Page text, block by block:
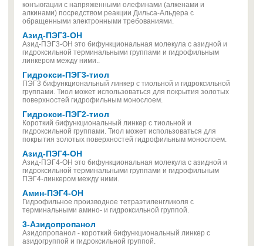
конъюгации с напряженными олефинами (алкенами и
алкинами) посредством реакции Дильса-Альдера с
обращенными электронными требованиями.
Азид-ПЭГ3-ОН
Азид-ПЭГ3-ОН это бифункциональная молекула с азидной и
гидроксильной терминальными группами и гидрофильным
линкером между ними..
Гидрокси-ПЭГ3-тиол
ПЭГ3 бифункциональный линкер с тиольной и гидроксильной
группами. Тиол может использоваться для покрытия золотых
поверхностей гидрофильным монослоем.
Гидрокси-ПЭГ2-тиол
Короткий бифункциональный линкер с тиольной и
гидроксильной группами. Тиол может использоваться для
покрытия золотых поверхностей гидрофильным монослоем.
Азид-ПЭГ4-ОН
Азид-ПЭГ4-ОН это бифункциональная молекула с азидной и
гидроксильной терминальными группами и гидрофильным
ПЭГ4-линкером между ними.
Амин-ПЭГ4-OH
Гидрофильное производное тетраэтиленгликоля с
терминальными амино- и гидроксильной группой.
3-Азидопропанол
Азидопропанол - короткий бифункциональный линкер с
азидогруппой и гидроксильной группой.